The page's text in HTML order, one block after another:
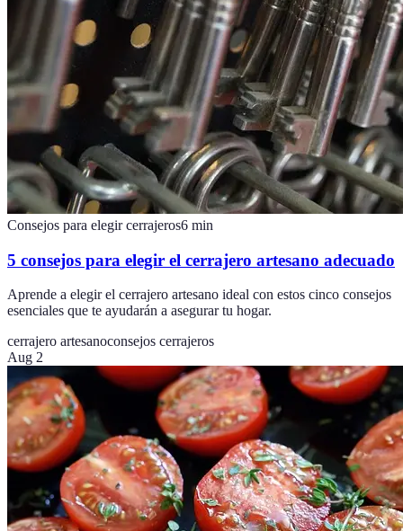
Consejos para elegir cerrajeros6 min
5 consejos para elegir el cerrajero artesano adecuado
Aprende a elegir el cerrajero artesano ideal con estos cinco consejos
esenciales que te ayudarán a asegurar tu hogar.
cerrajero artesanoconsejos cerrajeros
Aug 2